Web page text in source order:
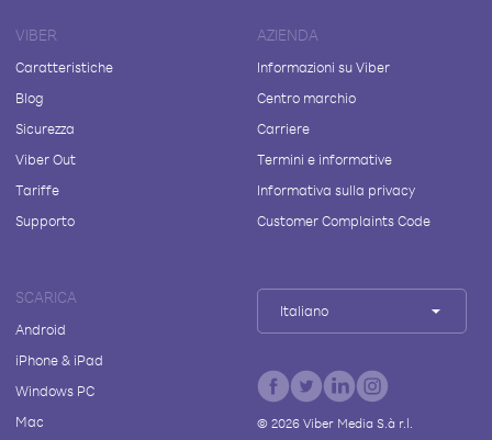
VIBER
Caratteristiche
Blog
Sicurezza
Viber Out
Tariffe
Supporto
AZIENDA
Informazioni su Viber
Centro marchio
Carriere
Termini e informative
Informativa sulla privacy
Customer Complaints Code
SCARICA
Android
iPhone & iPad
Windows PC
Mac
Italiano
© 2026Viber Media S.à r.l.